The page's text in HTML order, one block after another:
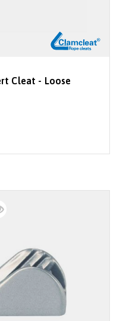
Cleat - Loose